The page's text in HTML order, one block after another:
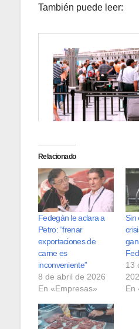
También puede leer:
Relacionado
Fedegán le aclara a
Petro: “frenar
exportaciones de
carne es
inconveniente”
8 de abril de 2026
En «Empresas»
Sin
13
En